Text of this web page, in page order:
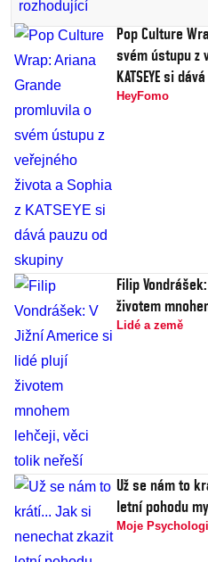
Pop Culture
svém ústupu z
KATSEYE si
HeyFomo
Filip
životem
Lidé a země
Už se nám to
letní pohodu
Moje